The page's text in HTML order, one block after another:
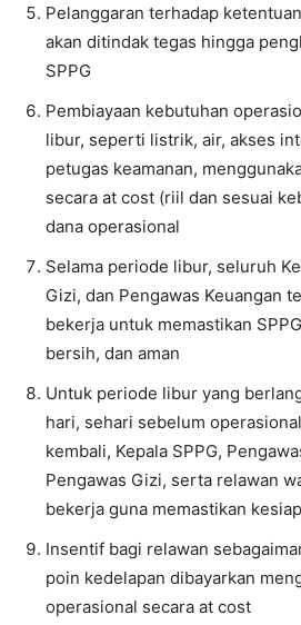
Pelanggaran terhadap
akan ditindak tegas hingga
SPPG
Pembiayaan kebutuhan
libur, seperti listrik, air, akses
petugas keamanan,
secara at cost (riil dan sesuai
dana operasional
Selama periode libur, seluruh
Gizi, dan Pengawas Keuangan
bekerja untuk memastikan
bersih, dan aman
Untuk periode libur yang
hari, sehari sebelum
kembali, Kepala SPPG,
Pengawas Gizi, serta relawan
bekerja guna memastikan
Insentif bagi relawan
poin kedelapan dibayarkan
operasional secara at cost